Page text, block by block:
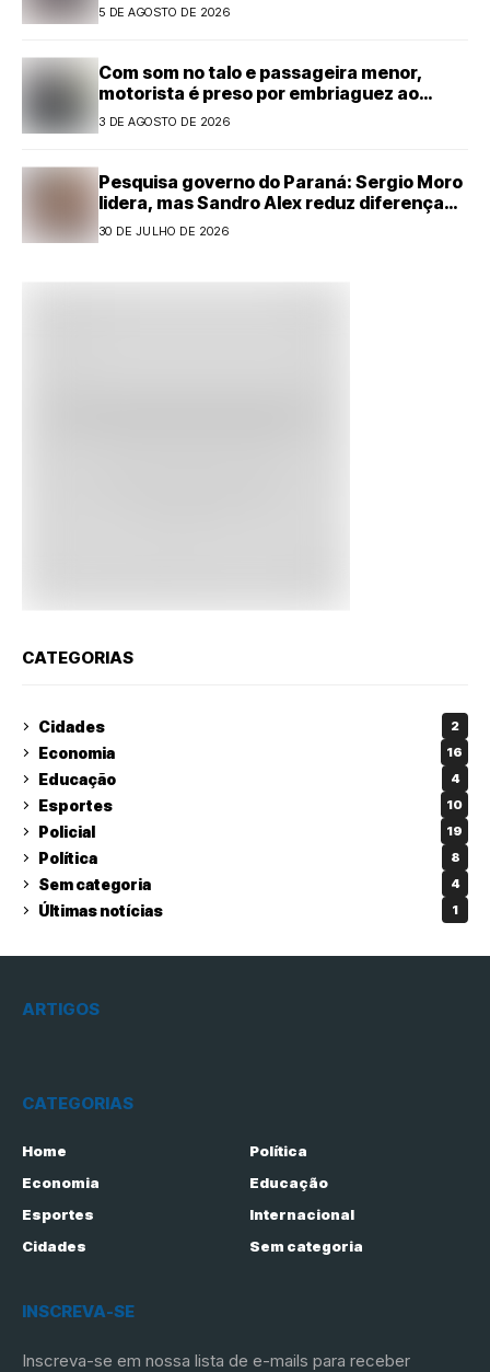
5 DE AGOSTO DE 2026
Com som no talo e passageira menor,
motorista é preso por embriaguez ao
volante em Cianorte
3 DE AGOSTO DE 2026
Pesquisa governo do Paraná: Sergio Moro
lidera, mas Sandro Alex reduz diferença
com forte alta
30 DE JULHO DE 2026
CATEGORIAS
Cidades 2
Economia 16
Educação 4
Esportes 10
Policial 19
Política 8
Sem categoria 4
Últimas notícias 1
ARTIGOS
CATEGORIAS
Home
Política
Economia
Educação
Esportes
Internacional
Cidades
Sem categoria
INSCREVA-SE
Inscreva-se em nossa lista de e-mails para receber